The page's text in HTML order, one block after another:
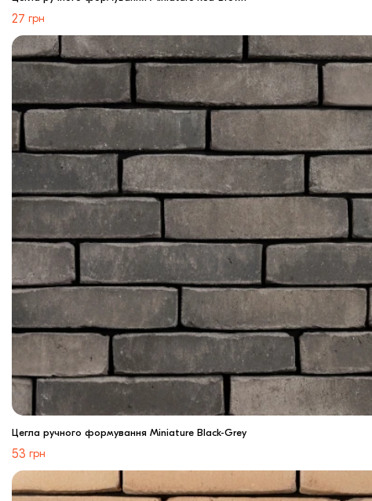
27 грн
Цегла ручного формування Miniature Black-Grey
53 грн